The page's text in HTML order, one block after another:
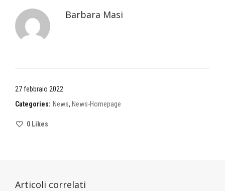
Barbara Masi
27 febbraio 2022
Categories: News, News-Homepage
0 Likes
Articoli correlati